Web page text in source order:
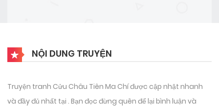
NỘI DUNG TRUYỆN
Truyện tranh Cửu Châu Tiên Ma Chí được cập nhật nhanh
và đầy đủ nhất tại . Bạn đọc đừng quên để lại bình luận và